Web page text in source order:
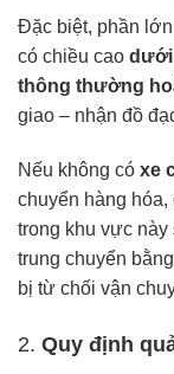
Đặc biệt, phần
có chiều cao dưới
thông thường
giao – nhận đồ
Nếu không có xe
chuyển hàng
trong khu vực này
trung chuyển
bị từ chối vận
2. Quy định